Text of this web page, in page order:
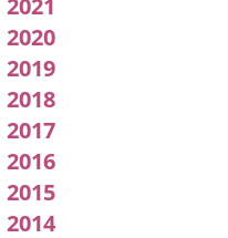
2021
2020
2019
2018
2017
2016
2015
2014